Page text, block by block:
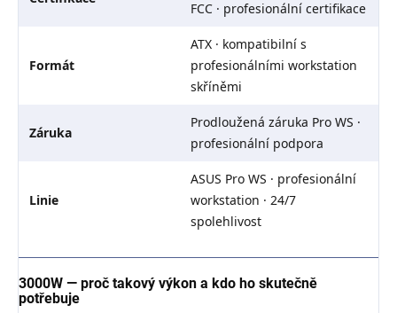
FCC · profesionální certifikace
Formát
ATX · kompatibilní s
profesionálními workstation
skříněmi
Záruka
Prodloužená záruka Pro WS ·
profesionální podpora
Linie
ASUS Pro WS · profesionální
workstation · 24/7
spolehlivost
3000W — proč takový výkon a kdo ho skutečně
potřebuje